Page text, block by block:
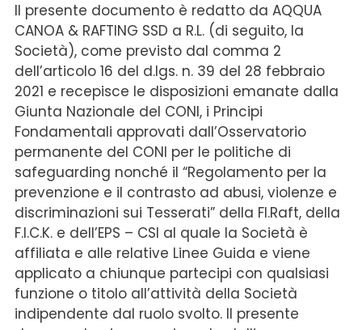
Il presente documento è redatto da AQQUA
CANOA & RAFTING SSD a R.L. (di seguito, la
Società), come previsto dal comma 2
dell’articolo 16 del d.lgs. n. 39 del 28 febbraio
2021 e recepisce le disposizioni emanate dalla
Giunta Nazionale del CONI, i Principi
Fondamentali approvati dall’Osservatorio
permanente del CONI per le politiche di
safeguarding nonché il “Regolamento per la
prevenzione e il contrasto ad abusi, violenze e
discriminazioni sui Tesserati” della FI.Raft, della
F.I.C.K. e dell’EPS – CSI al quale la Società è
affiliata e alle relative Linee Guida e viene
applicato a chiunque partecipi con qualsiasi
funzione o titolo all’attività della Società
indipendente dal ruolo svolto. Il presente